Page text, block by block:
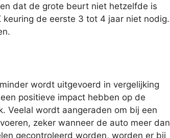
dat de grote beurt niet hetzelfde is
keuring de eerste 3 tot 4 jaar niet nodig.
wordt uitgevoerd in vergelijking
positieve impact hebben op de
Veelal wordt aangeraden om bij een
zeker wanneer de auto meer dan
gecontroleerd worden, worden er bij